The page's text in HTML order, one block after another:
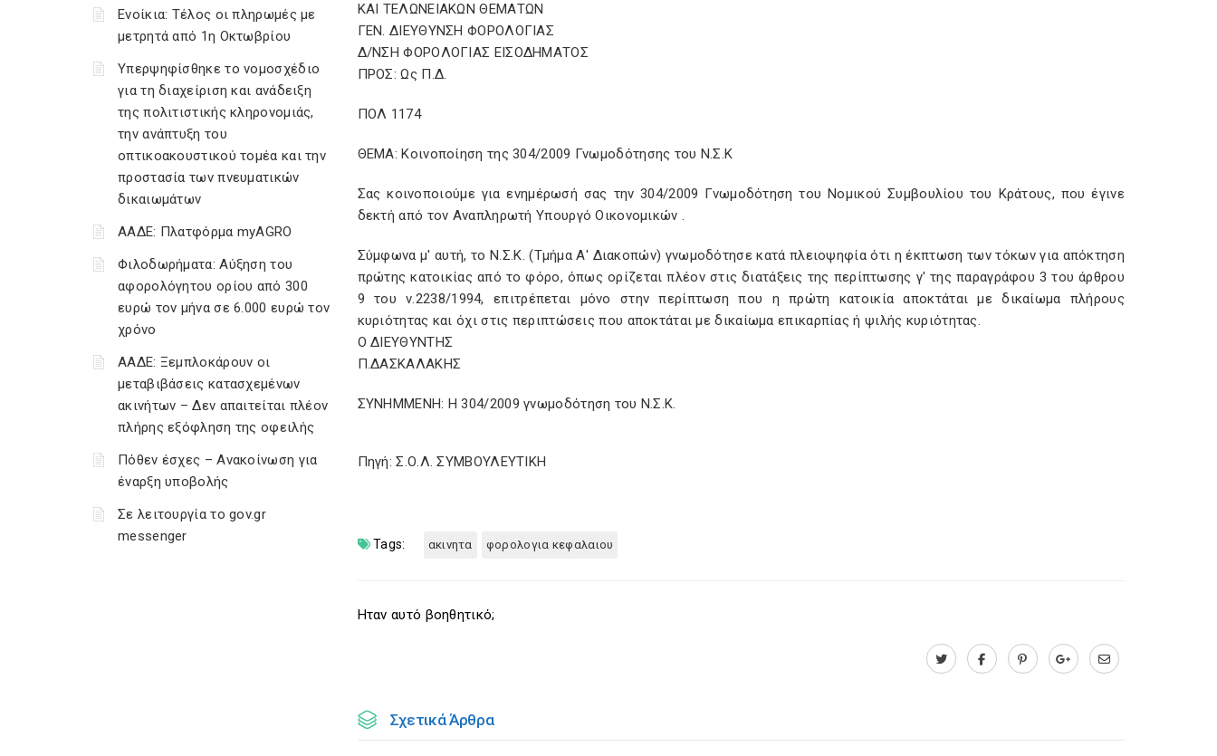
Ενοίκια: Τέλος οι πληρωμές με
μετρητά από 1η Οκτωβρίου
Υπερψηφίσθηκε το νομοσχέδιο
για τη διαχείριση και ανάδειξη
της πολιτιστικής κληρονομιάς,
την ανάπτυξη του
οπτικοακουστικού τομέα και την
προστασία των πνευματικών
δικαιωμάτων
ΑΑΔΕ: Πλατφόρμα myAGRO
Φιλοδωρήματα: Αύξηση του
αφορολόγητου ορίου από 300
ευρώ τον μήνα σε 6.000 ευρώ τον
χρόνο
ΑΑΔΕ: Ξεμπλοκάρουν οι
μεταβιβάσεις κατασχεμένων
ακινήτων – Δεν απαιτείται πλέον
πλήρης εξόφληση της οφειλής
Πόθεν έσχες – Ανακοίνωση για
έναρξη υποβολής
Σε λειτουργία το gov.gr
messenger
ΚΑΙ ΤΕΛΩΝΕΙΑΚΩΝ ΘΕΜΑΤΩΝ
ΓΕΝ. ΔΙΕΥΘΥΝΣΗ ΦΟΡΟΛΟΓΙΑΣ
Δ/ΝΣΗ ΦΟΡΟΛΟΓΙΑΣ ΕΙΣΟΔΗΜΑΤΟΣ
ΠΡΟΣ: Ως Π.Δ.
ΠΟΛ 1174
ΘΕΜΑ: Κοινοποίηση της 304/2009 Γνωμοδότησης του Ν.Σ.Κ
Σας κοινοποιούμε για ενημέρωσή σας την 304/2009 Γνωμοδότηση του Νομικού Συμβουλίου του Κράτους, που έγινε
δεκτή από τον Αναπληρωτή Υπουργό Οικονομικών .
Σύμφωνα μ' αυτή, το Ν.Σ.Κ. (Τμήμα Α' Διακοπών) γνωμοδότησε κατά πλειοψηφία ότι η έκπτωση των τόκων για απόκτηση
πρώτης κατοικίας από το φόρο, όπως ορίζεται πλέον στις διατάξεις της περίπτωσης γ' της παραγράφου 3 του άρθρου
9 του ν.2238/1994, επιτρέπεται μόνο στην περίπτωση που η πρώτη κατοικία αποκτάται με δικαίωμα πλήρους
κυριότητας και όχι στις περιπτώσεις που αποκτάται με δικαίωμα επικαρπίας ή ψιλής κυριότητας.
Ο ΔΙΕΥΘΥΝΤΗΣ
Π.ΔΑΣΚΑΛΑΚΗΣ
ΣΥΝΗΜΜΕΝΗ: Η 304/2009 γνωμοδότηση του Ν.Σ.Κ.
Πηγή: Σ.Ο.Λ. ΣΥΜΒΟΥΛΕΥΤΙΚΗ
Tags: ακινητα φορολογια κεφαλαιου
Ηταν αυτό βοηθητικό;
Σχετικά Άρθρα